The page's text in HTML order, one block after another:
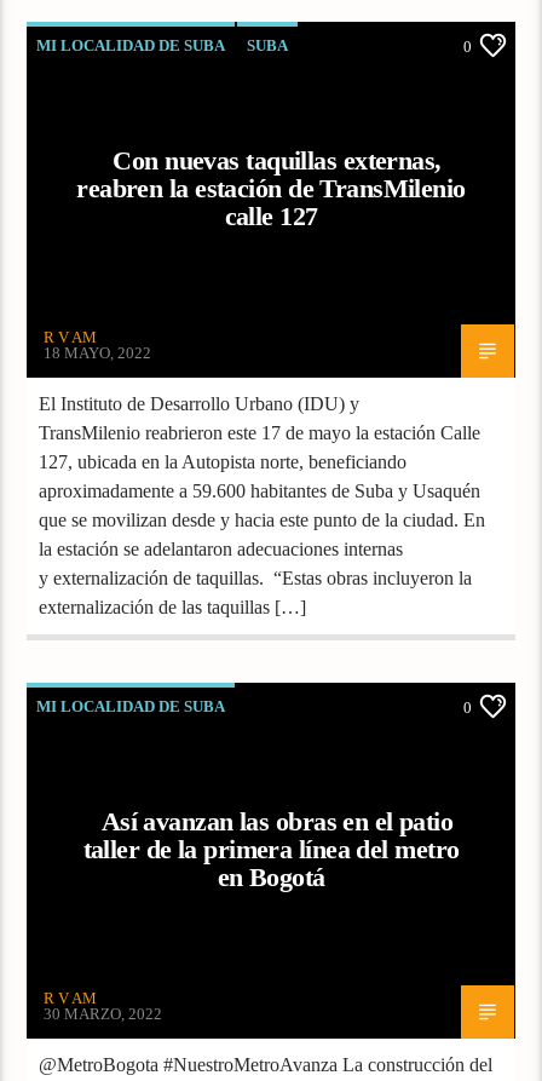
MI LOCALIDAD DE SUBA SUBA 0
Con nuevas taquillas externas,
reabren la estación de TransMilenio
calle 127
R V AM
18 MAYO, 2022
El Instituto de Desarrollo Urbano (IDU) y
TransMilenio reabrieron este 17 de mayo la estación Calle
127, ubicada en la Autopista norte, beneficiando
aproximadamente a 59.600 habitantes de Suba y Usaquén
que se movilizan desde y hacia este punto de la ciudad. En
la estación se adelantaron adecuaciones internas
y externalización de taquillas. “Estas obras incluyeron la
externalización de las taquillas […]
MI LOCALIDAD DE SUBA 0
Así avanzan las obras en el patio
taller de la primera línea del metro
en Bogotá
R V AM
30 MARZO, 2022
@MetroBogota #NuestroMetroAvanza La construcción del